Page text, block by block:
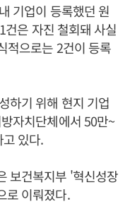
기업이 등록했던 원
은 자진 철회돼 사실
적으로는 2건이 등록
하기 위해 현지 기업
자치단체에서 50만~
있다.
보건복지부 '혁신성장
로 이뤄졌다.